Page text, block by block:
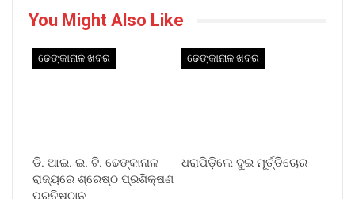
You Might Also Like
ଢେଙ୍କାନାଳ ଖବର
ଡି. ଆଇ. ଇ. ଟି. ଢେଙ୍କାନାଳ
ରାଜ୍ୟରେ ଶ୍ରେଷ୍ଠ ପ୍ରଶିକ୍ଷଣ
ପ୍ରତିଷ୍ଠାନ
ଢେଙ୍କାନାଳ ଖବର
ଧରାପିଡ଼ିଲେ ଦୁଇ ମୂର୍ତ୍ତିଚୋର